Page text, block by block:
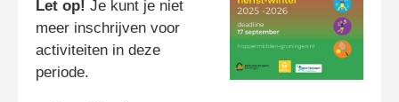
Let op! Je kunt je niet
meer inschrijven voor
activiteiten in deze
periode.